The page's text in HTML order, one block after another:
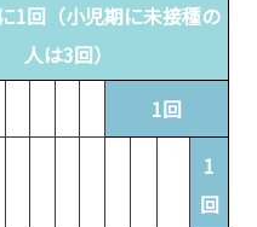
1回（小児期に未接種の
人は3回）
1回
1
回